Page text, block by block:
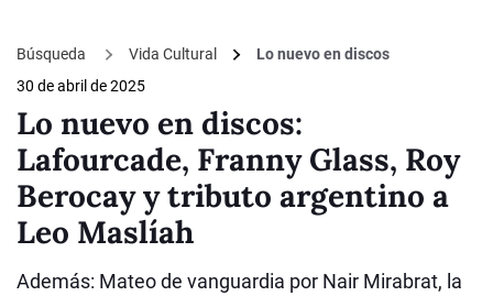
Búsqueda Vida Cultural
Lo nuevo en discos
30 de abril de 2025
Lo nuevo en discos:
Lafourcade, Franny Glass, Roy
Berocay y tributo argentino a
Leo Maslíah
Además: Mateo de vanguardia por Nair Mirabrat, la